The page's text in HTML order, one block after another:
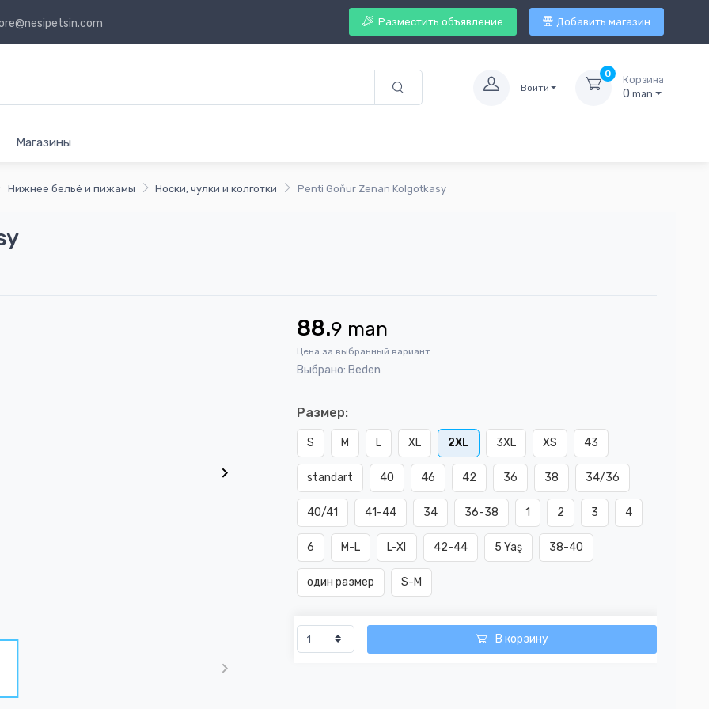
Разместить объявление Добавить магазин
Войти
0
Корзина
0 man
Магазины
Нижнее бельё и пижамы Носки, чулки и колготки Penti Goňur Zenan Kolgotkasy
88.9 man
Цена за выбранный вариант
Выбрано: Beden
Размер:
S M L XL 2XL 3XL XS 43
standart 40 46 42 36 38 34/36
40/41 41-44 34 36-38 1 2 3 4
6 M-L L-Xl 42-44 5 Yaş 38-40
один размер S-M
В корзину